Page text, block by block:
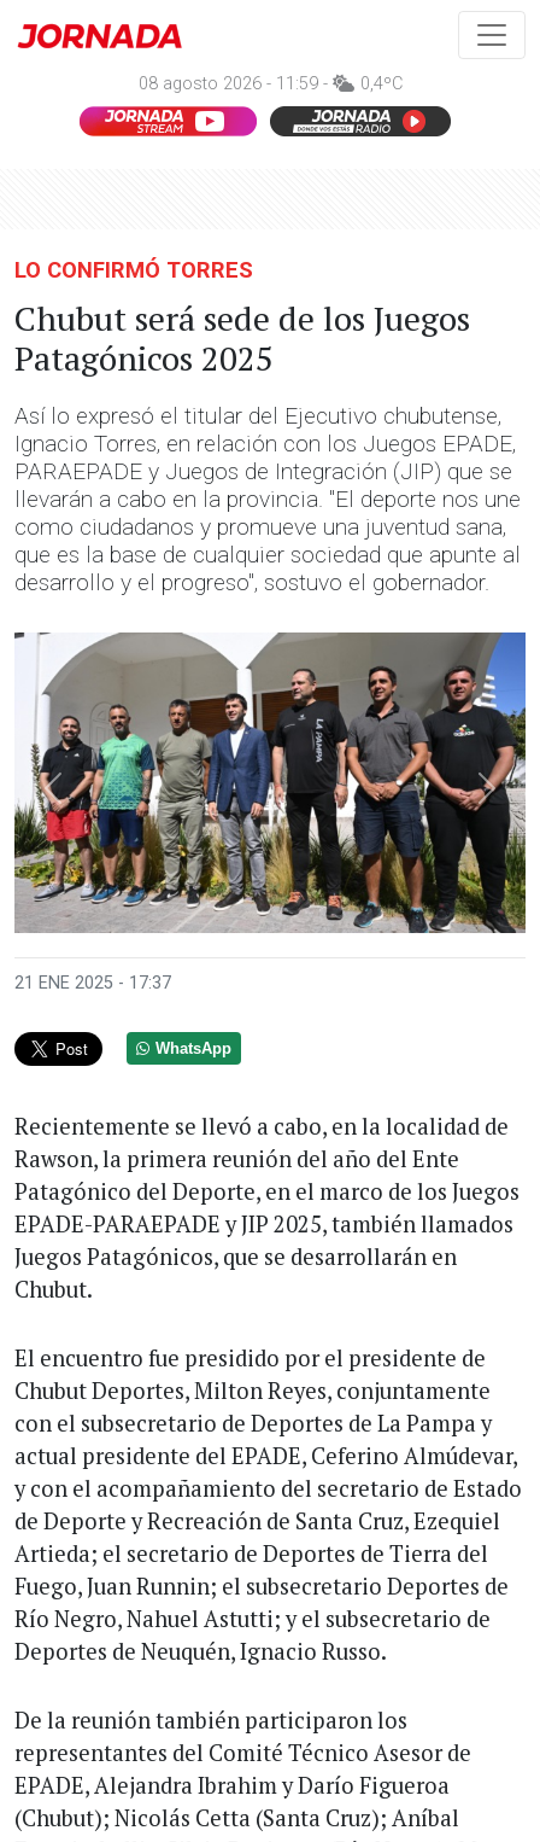
08 agosto 2026 - 11:59 - 0,4ºC
LO CONFIRMÓ TORRES
Chubut será sede de los Juegos
Patagónicos 2025
Así lo expresó el titular del Ejecutivo chubutense,
Ignacio Torres, en relación con los Juegos EPADE,
PARAEPADE y Juegos de Integración (JIP) que se
llevarán a cabo en la provincia. "El deporte nos une
como ciudadanos y promueve una juventud sana,
que es la base de cualquier sociedad que apunte al
desarrollo y el progreso", sostuvo el gobernador.
Anterior
21 ENE 2025 - 17:37
WhatsApp
Recientemente se llevó a cabo, en la localidad de
Rawson, la primera reunión del año del Ente
Patagónico del Deporte, en el marco de los Juegos
EPADE-PARAEPADE y JIP 2025, también llamados
Juegos Patagónicos, que se desarrollarán en
Chubut.
El encuentro fue presidido por el presidente de
Chubut Deportes, Milton Reyes, conjuntamente
con el subsecretario de Deportes de La Pampa y
actual presidente del EPADE, Ceferino Almúdevar,
y con el acompañamiento del secretario de Estado
de Deporte y Recreación de Santa Cruz, Ezequiel
Artieda; el secretario de Deportes de Tierra del
Fuego, Juan Runnin; el subsecretario Deportes de
Río Negro, Nahuel Astutti; y el subsecretario de
Deportes de Neuquén, Ignacio Russo.
De la reunión también participaron los
representantes del Comité Técnico Asesor de
EPADE, Alejandra Ibrahim y Darío Figueroa
(Chubut); Nicolás Cetta (Santa Cruz); Aníbal